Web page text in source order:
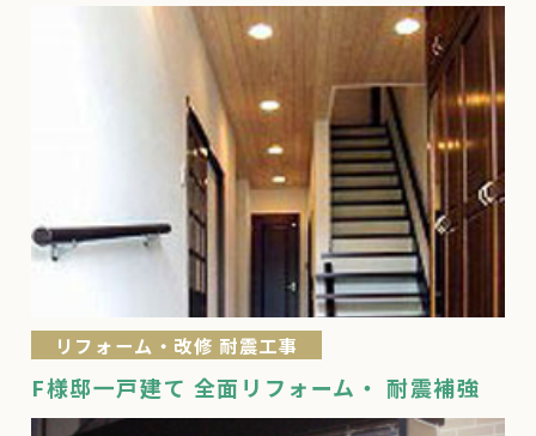
リフォーム・改修 耐震工事
F様邸一戸建て 全面リフォーム・ 耐震補強